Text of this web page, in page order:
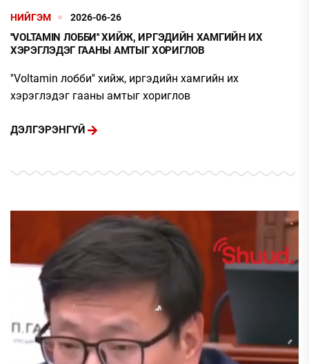
НИЙГЭМ 2026-06-26
''VOLTAMIN ЛОББИ'' ХИЙЖ, ИРГЭДИЙН ХАМГИЙН ИХ
ХЭРЭГЛЭДЭГ ГААНЫ АМТЫГ ХОРИГЛОВ
''Voltamin лобби'' хийж, иргэдийн хамгийн их
хэрэглэдэг гааны амтыг хориглов
ДЭЛГЭРЭНГҮЙ